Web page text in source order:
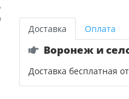
Доставка Оплата
Воронеж и
Доставка бесплатная